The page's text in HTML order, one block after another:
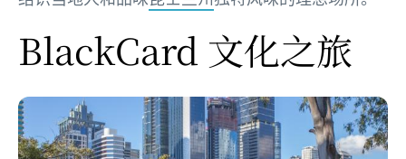
BlackCard 文化之旅